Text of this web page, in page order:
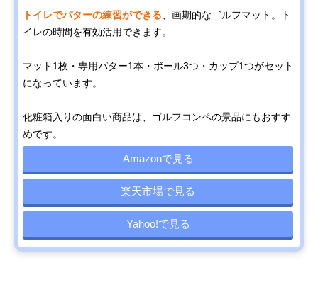
トイレでパターの練習ができる 、画期的なゴルフマット。ト
イレの時間を有効活用できます。
マット1枚・専用パター1本・ボール3つ・カップ1つがセット
になっています。
化粧箱入りの面白い商品は、ゴルフコンペの景品にもおすす
めです。
Amazonで見る
楽天市場で見る
Yahoo!で見る